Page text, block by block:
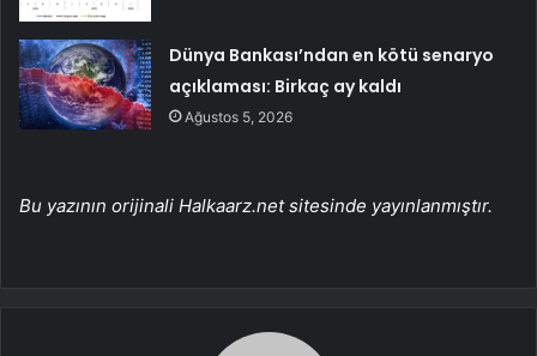
Dünya Bankası’ndan en kötü senaryo
açıklaması: Birkaç ay kaldı
Ağustos 5, 2026
Bu yazının orijinali Halkaarz.net sitesinde yayınlanmıştır.